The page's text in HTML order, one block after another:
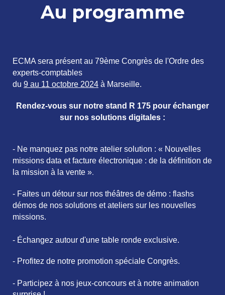
Au programme
ECMA sera présent au 79ème Congrès de l'Ordre des
experts-comptables
du 9 au 11 octobre 2024 à Marseille.
Rendez-vous sur notre stand R 175 pour échanger
sur nos solutions digitales :
- Ne manquez pas notre atelier solution : « Nouvelles
missions data et facture électronique : de la définition de
la mission à la vente ».
- Faites un détour sur nos théâtres de démo : flashs
démos de nos solutions et ateliers sur les nouvelles
missions.
- Échangez autour d'une table ronde exclusive.
- Profitez de notre promotion spéciale Congrès.
- Participez à nos jeux-concours et à notre animation